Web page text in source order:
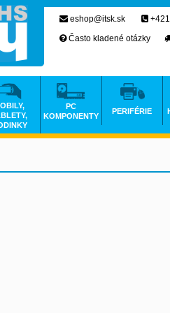
eshop@itsk.sk
Často kladené otázky
PC
KOMPONENTY
PERIFÉRIE